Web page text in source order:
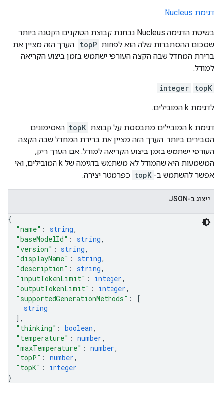
דגימת Nucleus .
בשיטת הדגימה Nucleus נבחנת קבוצת הטוקנים הקטנה ביותר
שסכום ההסתברות שלה הוא לפחות topP . הערך הזה מציין את
ברירת המחדל שבה הקצה העורפי ישתמש בזמן ביצוע הקריאה
למודל.
topK
integer
לדגימת k המובילים.
דגימת k המובילים מתבססת על קבוצת topK האסימונים
הסבירים ביותר. הערך הזה מציין את ברירת המחדל שבה הקצה
העורפי ישתמש בזמן ביצוע הקריאה למודל. אם הערך ריק,
המשמעות היא שהמודל לא משתמש בדגימה של k המובילים, ואי
אפשר להשתמש ב- topK כפרמטר יצירה.
ייצוג ב-JSON
{
"name" : string,
"baseModelId" : string,
"version" : string,
"displayName" : string,
"description" : string,
"inputTokenLimit" : integer,
"outputTokenLimit" : integer,
"supportedGenerationMethods" :
[
string
] ,
"thinking" : boolean,
"temperature" : number,
"maxTemperature" : number,
"topP" : number,
"topK" : integer
}